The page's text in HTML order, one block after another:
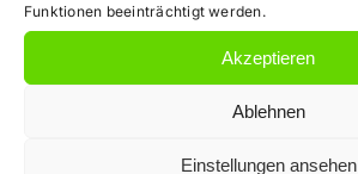
Funktionen beeinträchtigt werden.
Akzeptieren
Ablehnen
Einstellungen ansehen
Ihr